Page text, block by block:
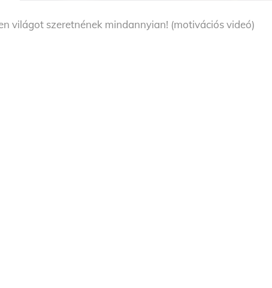
világot szeretnének mindannyian! (motivációs videó)